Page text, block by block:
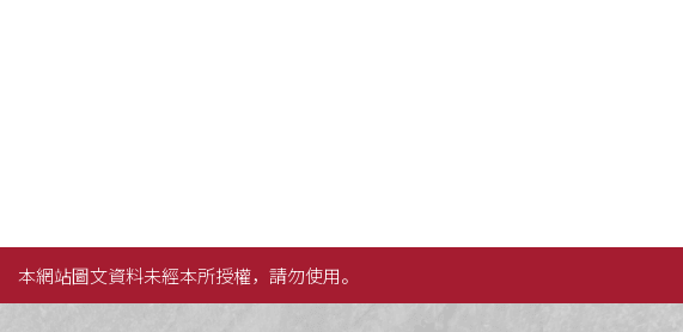
本網站圖文資料未經本所授權，請勿使用。